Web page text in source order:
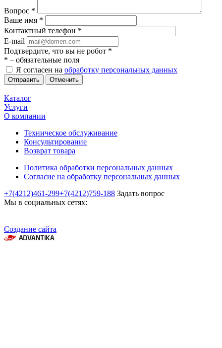
Вопрос *
Ваше имя *
Контактный телефон *
E-mail
Подтвердите, что вы не робот *
* – обязательные поля
Я согласен на обработку персональных данных
Отменить
Каталог
Услуги
О компании
Техническое обслуживание
Консультирование
Возврат товара
Политика обработки персональных данных
Согласие на обработку персональных данных
+7(4212)461-299+7(4212)759-188 Задать вопрос
Мы в социальных сетях:
Создание сайта